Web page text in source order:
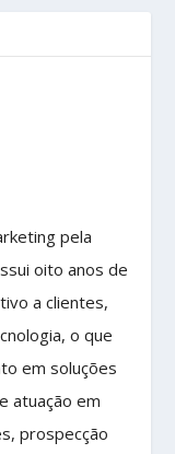
pela
oito anos de
a clientes,
o que
em soluções
atuação em
prospecção